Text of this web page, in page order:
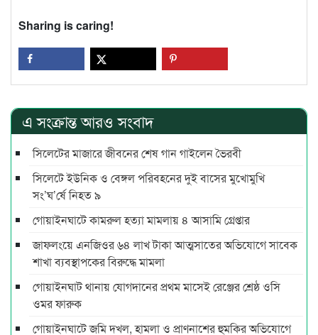
Sharing is caring!
এ সংক্রান্ত আরও সংবাদ
সিলেটের মাজারে জীবনের শেষ গান গাইলেন ভৈরবী
সিলেটে ইউনিক ও বেঙ্গল পরিবহনের দুই বাসের মুখোমুখি
সং’ঘ’র্ষে নিহত ৯
গোয়াইনঘাটে কামরুল হত্যা মামলায় ৪ আসামি গ্রেপ্তার
জাফলংয়ে এনজিওর ৬৪ লাখ টাকা আত্মসাতের অভিযোগে সাবেক
শাখা ব্যবস্থাপকের বিরুদ্ধে মামলা
গোয়াইনঘাট থানায় যোগদানের প্রথম মাসেই রেঞ্জের শ্রেষ্ঠ ওসি
ওমর ফারুক
গোয়াইনঘাটে জমি দখল, হামলা ও প্রাণনাশের হুমকির অভিযোগে